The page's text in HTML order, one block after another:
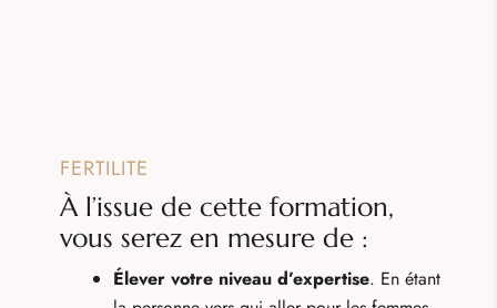
FERTILITE
À l’issue de cette formation,
vous serez en mesure de :
Élever votre niveau d’expertise. En étant